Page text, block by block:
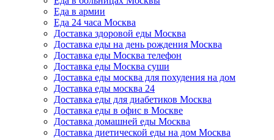
Еда в армии
Еда 24 часа Москва
Доставка здоровой еды Москва
Доставка еды на день рождения Москва
Доставка еды Москва телефон
Доставка еды Москва суши
Доставка еды москва для похудения на дом
Доставка еды москва 24
Доставка еды для диабетиков Москва
Доставка еды в офис в Москве
Доставка домашней еды Москва
Доставка диетической еды на дом Москва